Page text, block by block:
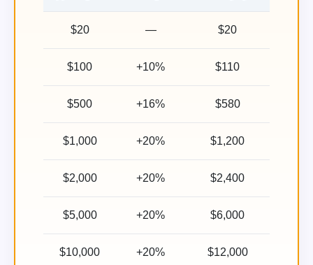
$20 — $20
$100 +10% $110
$500 +16% $580
$1,000 +20% $1,200
$2,000 +20% $2,400
$5,000 +20% $6,000
$10,000 +20% $12,000